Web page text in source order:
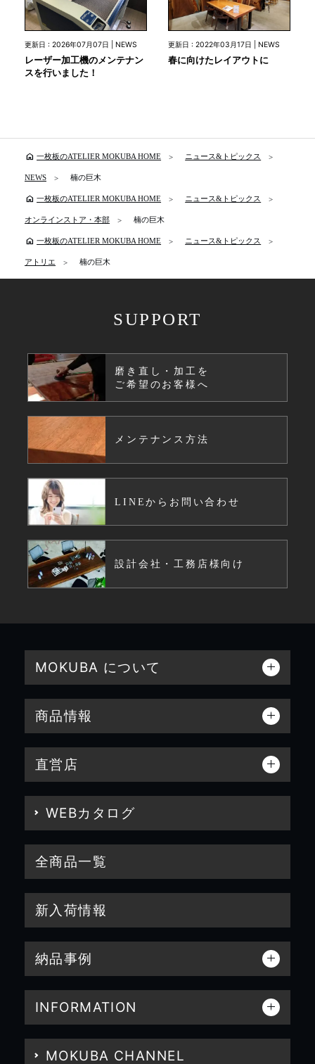
更新日 : 2026年07月07日 | NEWS
レーザー加工機のメンテナン
スを行いました！
更新日 : 2022年03月17日 | NEWS
春に向けたレイアウトに
home 一枚板のATELIER MOKUBA HOME ニュース&トピックス
NEWS 楠の巨木
home 一枚板のATELIER MOKUBA HOME ニュース&トピックス
オンラインストア・本部 楠の巨木
home 一枚板のATELIER MOKUBA HOME ニュース&トピックス
アトリエ 楠の巨木
SUPPORT
磨き直し・加工を
ご希望のお客様へ
メンテナンス方法
LINEからお問い合わせ
設計会社・工務店様向け
MOKUBA について
商品情報
直営店
WEBカタログ
全商品一覧
新入荷情報
納品事例
INFORMATION
MOKUBA CHANNEL